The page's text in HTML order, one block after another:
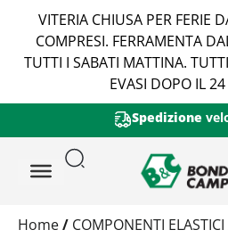
VITERIA CHIUSA PER FERIE
COMPRESI. FERRAMENTA
TUTTI I SABATI MATTINA.
EVASI DOPO IL
Spedizione
Trattamento
Home/ COMPONENTI ELASTICI